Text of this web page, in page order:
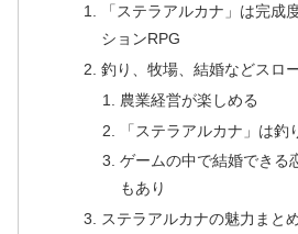
「ステラアルカナ」は完成
ションRPG
釣り、牧場、結婚などスロ
農業経営が楽しめる
「ステラアルカナ」は釣
ゲームの中で結婚できる
もあり
ステラアルカナの魅力まと